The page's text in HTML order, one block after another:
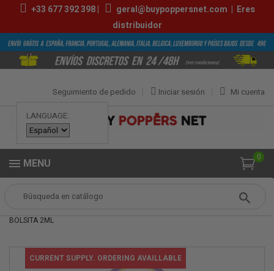
+33 677 392 398| geral@buypoppersnet.com | Eres
distribuidor
LANGUAGE:
Mi cuenta
Iniciar sesión
Seguimiento de pedido
0
MENU
LUBRICANTES
BOLSITA 2ML
CURRENT SUPPLY. ORDERING AVAILLABLE